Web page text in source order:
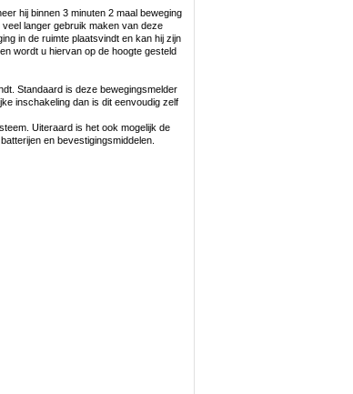
hij binnen 3 minuten 2 maal beweging
langer gebruik maken van deze
in de ruimte plaatsvindt en kan hij zijn
wordt u hiervan op de hoogte gesteld
Standaard is deze bewegingsmelder
inschakeling dan is dit eenvoudig zelf
Uiteraard is het ook mogelijk de
en bevestigingsmiddelen.